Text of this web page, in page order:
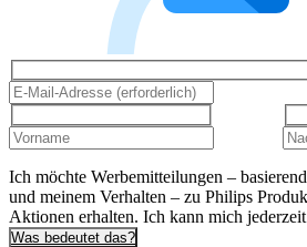
Ich möchte Werbemitteilungen –
und meinem Verhalten – zu Philips
Aktionen erhalten. Ich kann mich
Was bedeutet das?